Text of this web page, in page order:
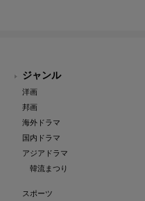
ジャンル
洋画
邦画
海外ドラマ
国内ドラマ
アジアドラマ
韓流まつり
スポーツ